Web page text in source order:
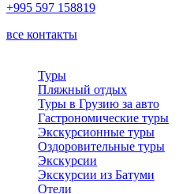
+995 597 158819
все контакты
Туры
Пляжный отдых
Туры в Грузию за авто
Гастрономические туры
Экскурсионные туры
Оздоровительные туры
Экскурсии
Экскурсии из Батуми
Отели